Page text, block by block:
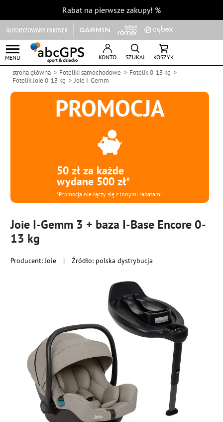
Rabat na pierwsze zakupy! %
MENU KONTO SZUKAJ KOSZYK
strona główna Foteliki samochodowe
Fotelik 0-13 kg
Fotelik Joie 0-13 kg
Joie I-Gemm
PROMOCJA
50 zł za każde
wydane 500 zł*
*Promocja nie łączy się z innymi rabatami.
Joie I-Gemm 3 + baza I-Base Encore 0-
13 kg
Producent:Joie | Źródło: polska dystrybucja